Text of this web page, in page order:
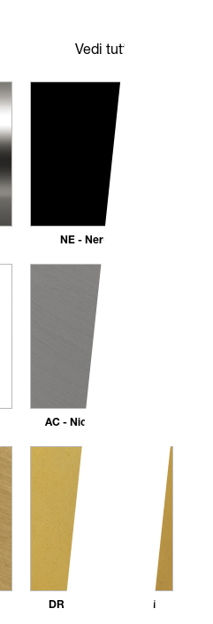
Vedi tutte
NE - Nero opaco
AC - Nickel Spazzolato
DR - Dorato 24 carati